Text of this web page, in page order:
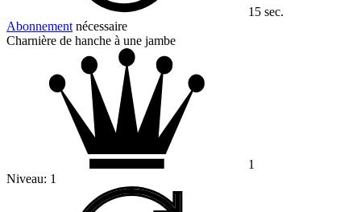
15 sec.
Abonnement nécessaire
Charnière de hanche à une jambe
1
Niveau: 1